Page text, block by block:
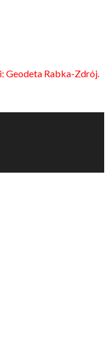
Geodeta Rabka-Zdrój.